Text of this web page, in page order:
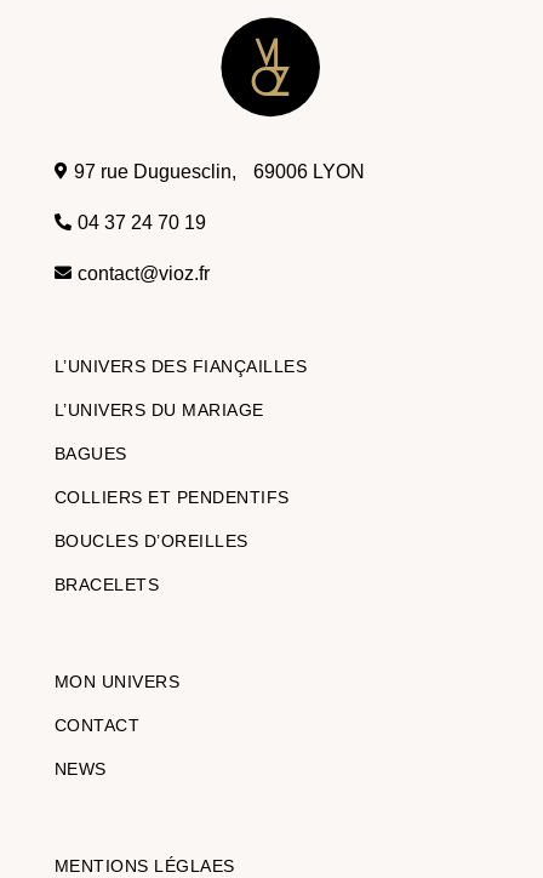
 97 rue Duguesclin, 69006 LYON
 04 37 24 70 19
 contact@vioz.fr
L’UNIVERS DES FIANÇAILLES
L’UNIVERS DU MARIAGE
BAGUES
COLLIERS ET PENDENTIFS
BOUCLES D’OREILLES
BRACELETS
MON UNIVERS
CONTACT
NEWS
MENTIONS LÉGLAES